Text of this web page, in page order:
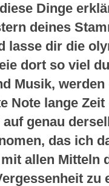
Dinge
deines
lasse dir die
dort so viel
Musik, werden
Note lange
genau
das ich
allen Mitteln
zu